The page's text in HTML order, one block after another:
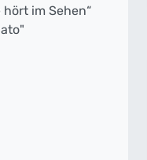
hört im Sehen“